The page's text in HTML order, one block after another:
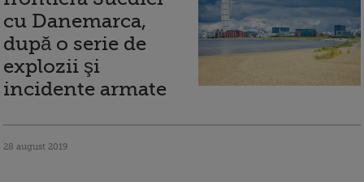
cu Danemarca,
după o serie de
explozii şi
incidente armate
28 august 2019